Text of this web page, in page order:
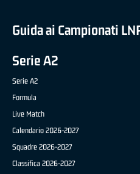
Guida ai Campionati
Serie A2
Serie A2
Formula
Live Match
Calendario 2026-2027
Squadre 2026-2027
Classifica 2026-2027